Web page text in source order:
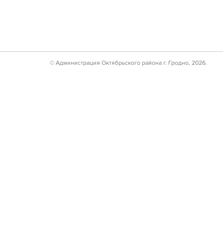
© Администрация Октябрьского района г. Гродно, 2026.